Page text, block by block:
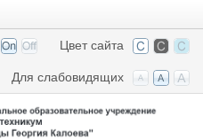
Цвет сайта
Для слабовидящих